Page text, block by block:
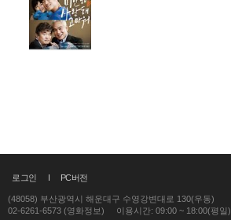
로그인 PC버전
(48058) 부산광역시 해운대구 수영강변대로 130(우동)
02-6261-6573 (영화정보)
이용시간: 09:00 ~ 18:00(평일)